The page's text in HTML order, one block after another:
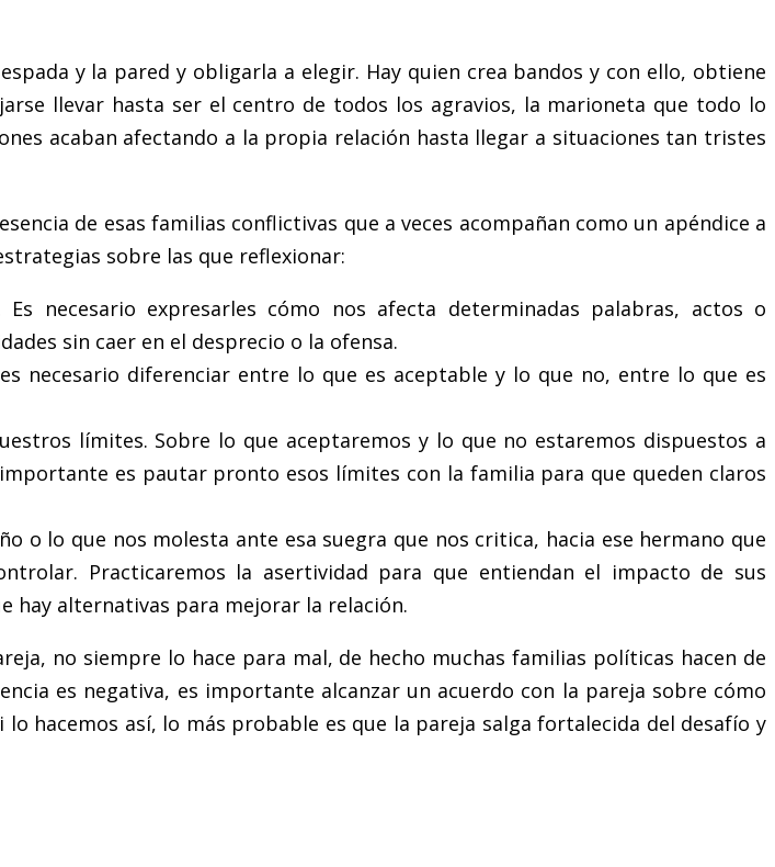
y la pared y obligarla a elegir. Hay quien crea bandos y con ello, obtiene
llevar hasta ser el centro de todos los agravios, la marioneta que todo lo
acaban afectando a la propia relación hasta llegar a situaciones tan tristes
de esas familias conflictivas que a veces acompañan como un apéndice a
sobre las que reflexionar:
necesario expresarles cómo nos afecta determinadas palabras, actos o
sin caer en el desprecio o la ofensa.
necesario diferenciar entre lo que es aceptable y lo que no, entre lo que es
límites. Sobre lo que aceptaremos y lo que no estaremos dispuestos a
es pautar pronto esos límites con la familia para que queden claros
o lo que nos molesta ante esa suegra que nos critica, hacia ese hermano que
Practicaremos la asertividad para que entiendan el impacto de sus
hay alternativas para mejorar la relación.
no siempre lo hace para mal, de hecho muchas familias políticas hacen de
es negativa, es importante alcanzar un acuerdo con la pareja sobre cómo
hacemos así, lo más probable es que la pareja salga fortalecida del desafío y